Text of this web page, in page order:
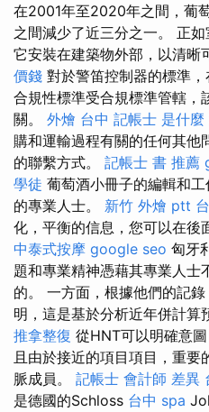
在2001年至2020年之間，葡
之間減少了近三分之一。 正
它安裝在建築物外部，以清晰
價錢 對於警笛控制器的標準，
合規性標準受合規標準管轄，
關。 外燴 台中 記帳士 是什麼
購和運輸過程有關的任何其他
的聯繫方式。 記帳士 書 推薦
學徒 葡萄酒小冊子的編輯和
的專業人士。 新竹 外燴 ptt
化，平衡的信息，您可以在後
中泰式按摩 google seo 匈牙
題和專業精神憑藉其專業人士
的。 一方面，根據他們的記
明，這是基於分析近年併計算
推拿整復 從HNT可以明確意
且由於接近的項目項目，重
脈成員。 記帳士 會計師 差異
是德國的Schloss 台中 spa